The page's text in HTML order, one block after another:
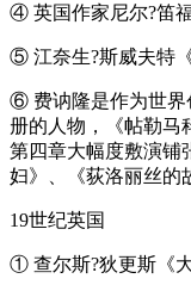
④ 英国作家尼尔?笛
⑤ 江奈生?斯威夫特
⑥ 费讷隆是作为世界
册的人物，《帖勒马
第四章大幅度敷演铺
妇》、《荻洛丽丝的
19世纪英国
① 查尔斯?狄更斯《大